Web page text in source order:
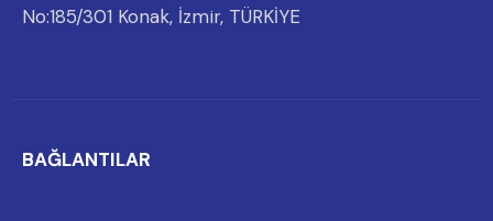
No:185/301 Konak, İzmir, TÜRKİYE
BAĞLANTILAR